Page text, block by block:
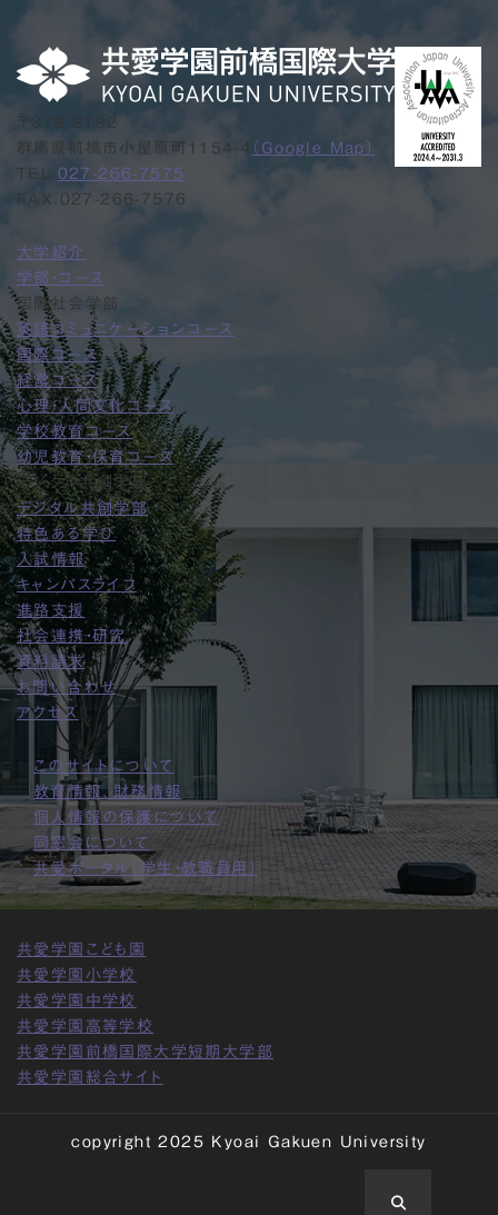
〒379-2192
群馬県前橋市小屋原町1154-4
（Google Map）
TEL. 027-266-7575
FAX.027-266-7576
大学紹介
学部・コース
国際社会学部
英語コミュニケーションコース
国際コース
経営コース
心理・人間文化コース
学校教育コース
幼児教育・保育コース
デジタル共創学部
デジタル共創学部
特色ある学び
入試情報
キャンパスライフ
進路支援
社会連携・研究
資料請求
お問い合わせ
アクセス
このサイトについて
教育情報、財務情報
個人情報の保護について
同窓会について
共愛ポータル（学生・教職員用）
共愛学園こども園
共愛学園小学校
共愛学園中学校
共愛学園高等学校
共愛学園前橋国際大学短期大学部
共愛学園総合サイト
copyright 2025 Kyoai Gakuen University